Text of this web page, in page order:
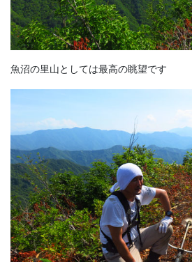
魚沼の里山としては最高の眺望です